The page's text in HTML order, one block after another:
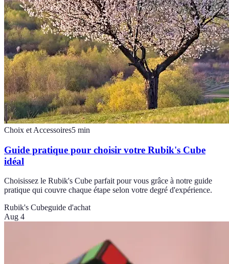
Choix et Accessoires5 min
Guide pratique pour choisir votre Rubik's Cube
idéal
Choisissez le Rubik's Cube parfait pour vous grâce à notre guide
pratique qui couvre chaque étape selon votre degré d'expérience.
Rubik's Cubeguide d'achat
Aug 4